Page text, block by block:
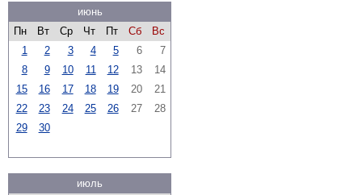
июнь
Пн
Вт Ср Чт Пт Сб
Вс
1
2 3 4 5 6
7
8
9 10 11 12 13
14
15
16 17 18 19 20
21
22
23 24 25 26 27
28
29
30
июль